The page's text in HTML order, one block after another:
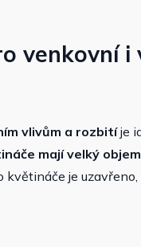
venkovní i
vlivům a rozbitíje
mají velký objem
je uzavřeno,